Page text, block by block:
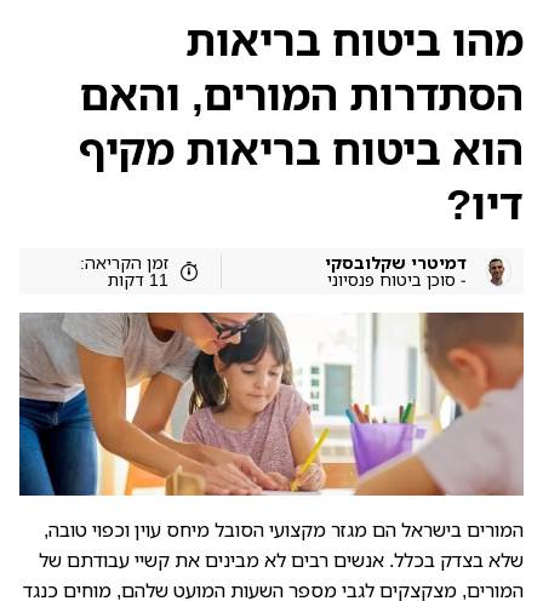
מהו ביטוח בריאות
הסתדרות המורים, והאם
הוא ביטוח בריאות מקיף
דיו?
דמיטרי שקלובסקי
- סוכן ביטוח פנסיוני
זמן הקריאה:
11 דקות
המורים בישראל הם מגזר מקצועי הסובל מיחס עוין וכפוי טובה,
שלא בצדק בכלל. אנשים רבים לא מבינים את קשיי עבודתם של
המורים, מצקצקים לגבי מספר השעות המועט שלהם, מוחים כנגד